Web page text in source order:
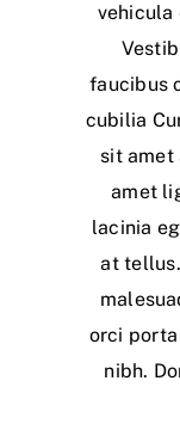
vehicula
faucibus
cubilia
sit amet
amet
lacinia
at
orci
nibh.